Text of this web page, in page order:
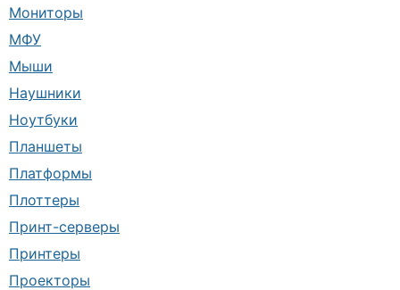
Мониторы
МФУ
Мыши
Наушники
Ноутбуки
Планшеты
Платформы
Плоттеры
Принт-серверы
Принтеры
Проекторы